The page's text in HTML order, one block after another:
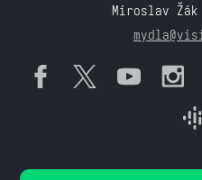
Miroslav Žák